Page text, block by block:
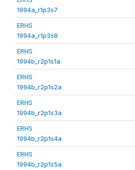
1994a_r1p3s7
ERHS
1994a_r1p3s8
ERHS
1994b_r2p1s1a
ERHS
1994b_r2p1s2a
ERHS
1994b_r2p1s3a
ERHS
1994b_r2p1s4a
ERHS
1994b_r2p1s5a